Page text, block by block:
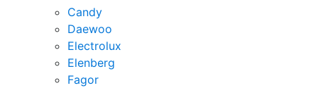
Candy
Daewoo
Electrolux
Elenberg
Fagor